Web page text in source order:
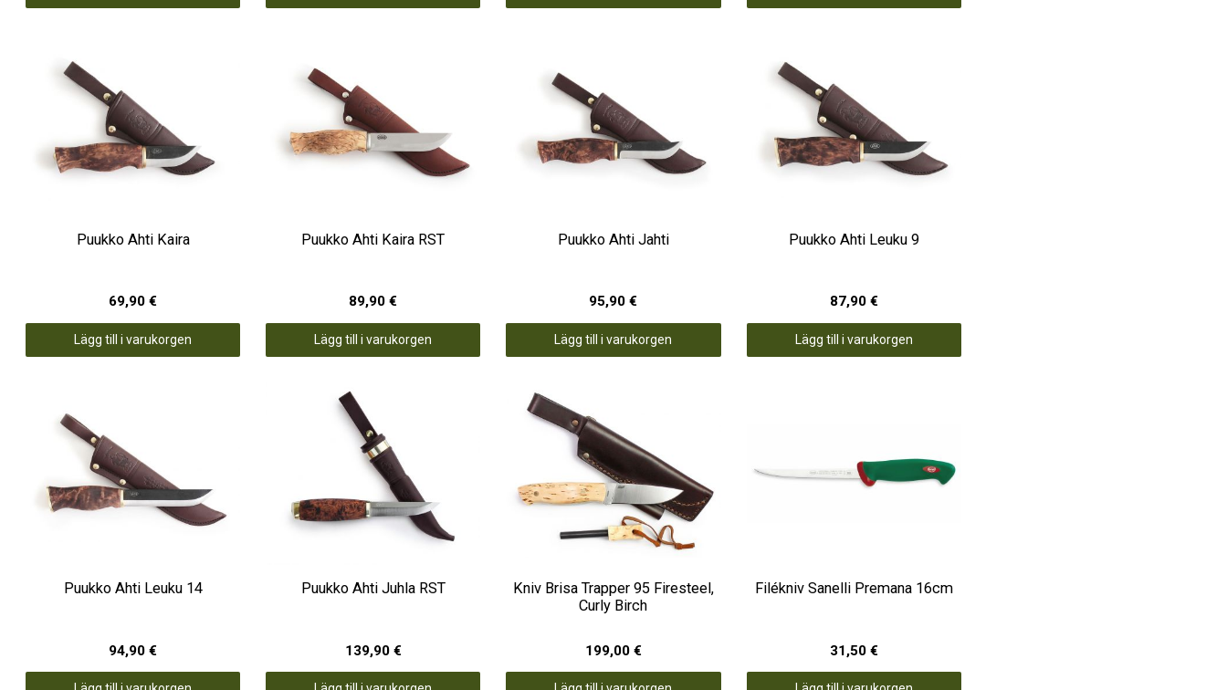
Puukko Ahti Kaira
69,90 €
Lägg till i varukorgen
Puukko Ahti Kaira RST
89,90 €
Lägg till i varukorgen
Puukko Ahti Jahti
95,90 €
Lägg till i varukorgen
Puukko Ahti Leuku 9
87,90 €
Lägg till i varukorgen
Puukko Ahti Leuku 14
94,90 €
Puukko Ahti Juhla RST
139,90 €
Kniv Brisa Trapper 95 Firesteel,
Curly Birch
199,00 €
Filékniv Sanelli Premana 16cm
31,50 €